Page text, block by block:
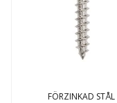
FÖRZINKAD STÅL